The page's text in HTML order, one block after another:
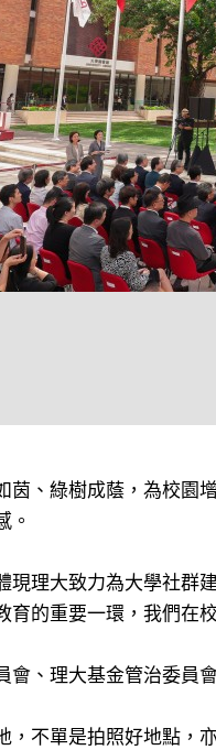
茵、綠樹成蔭，為校園
。
現理大致力為大學社群
的重要一環，我們在
、理大基金管治委員
不單是拍照好地點，